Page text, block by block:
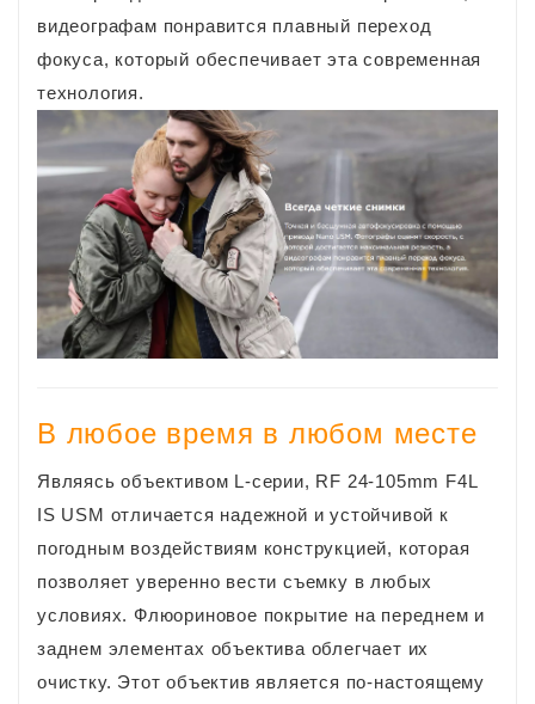
видеографам понравится плавный переход
фокуса, который обеспечивает эта современная
технология.
В любое время в любом месте
Являясь объективом L-серии, RF 24-105mm F4L
IS USM отличается надежной и устойчивой к
погодным воздействиям конструкцией, которая
позволяет уверенно вести съемку в любых
условиях. Флюориновое покрытие на переднем и
заднем элементах объектива облегчает их
очистку. Этот объектив является по-настоящему